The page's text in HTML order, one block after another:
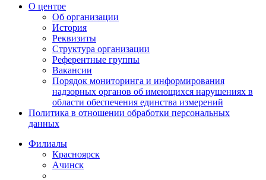
О центре
Об организации
История
Реквизиты
Структура организации
Референтные группы
Вакансии
Порядок мониторинга и информирования
надзорных органов об имеющихся нарушениях в
области обеспечения единства измерений
Политика в отношении обработки персональных
данных
Филиалы
Красноярск
Ачинск